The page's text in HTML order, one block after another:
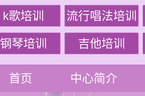
k歌培训 流行唱法培训
钢琴培训 吉他培训
首页 中心简介